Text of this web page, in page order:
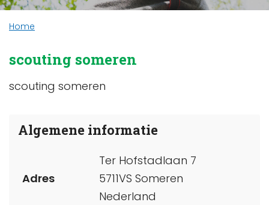
Home
scouting someren
scouting someren
Algemene informatie
Adres
Ter Hofstadlaan 7
5711VS Someren
Nederland